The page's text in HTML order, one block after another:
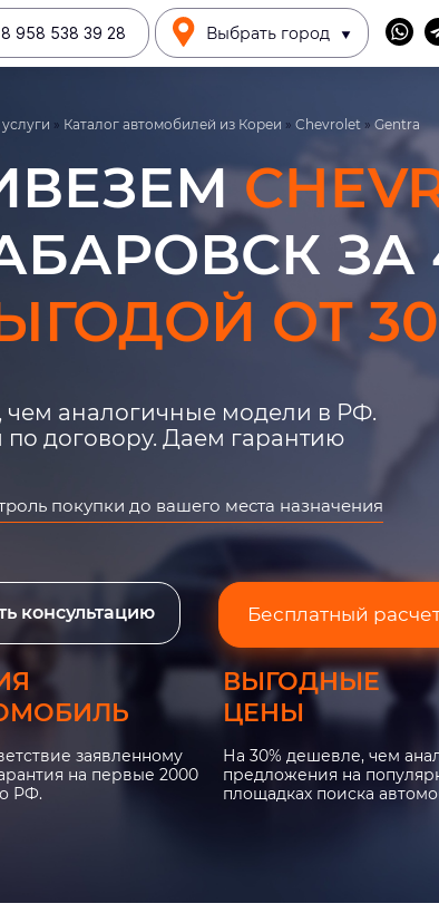
8 958 538 39 28 Выбрать город
» Каталог автомобилей из Кореи » Chevrolet » Gentra
ЗА
ОТ
аналогичные модели в РФ.
по договору. Даем гарантию
покупки до вашего места назначения
консультацию Бесплатный
заявленному
на первые 2000
РФ.
ВЫГОДНЫЕ
ЦЕНЫ
На 30% дешевле, чем
предложения на
площадках поиска